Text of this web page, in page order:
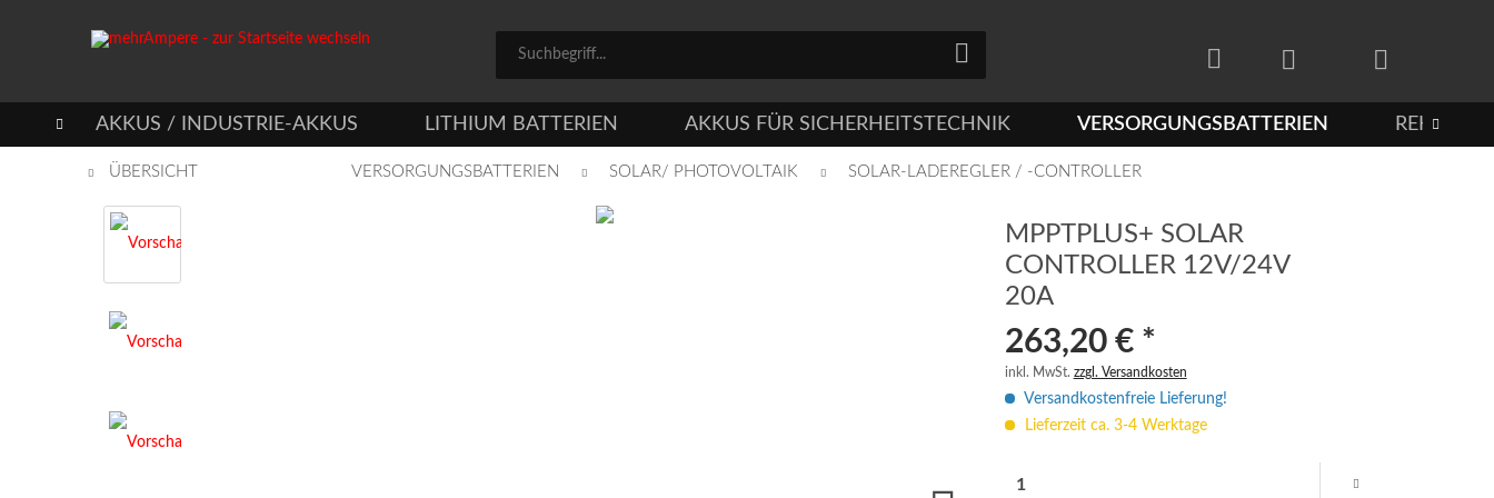
AKKUS / INDUSTRIE-AKKUS LITHIUM BATTERIEN AKKUS FÜR SICHERHEITSTECHNIK VERSORGUNGSBATTERIEN REHA-
 
ÜBERSICHT VERSORGUNGSBATTERIEN SOLAR/ PHOTOVOLTAIK SOLAR-LADEREGLER / -CONTROLLER
MPPTPLUS+ SOLAR
CONTROLLER 12V/24V
20A
263,20 € *
inkl. MwSt. zzgl. Versandkosten
Versandkostenfreie Lieferung!
Lieferzeit ca. 3-4 Werktage